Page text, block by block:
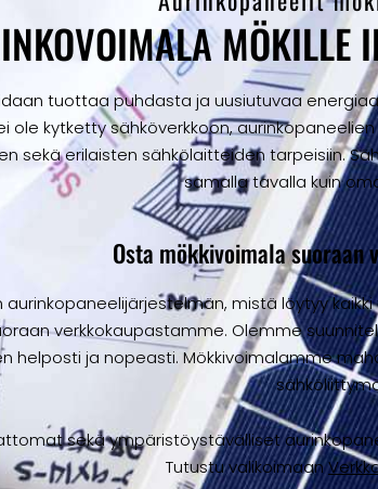
MÖKILLE
tuottaa puhdasta ja uusiutuvaa
ole kytketty sähköverkkoon,
sekä erilaisten sähkölaitteiden tarpeisiin.
samalla tavalla kuin
Osta mökkivoimala suoraan
aurinkopaneelijärjestelmän, mistä löytyy
verkkokaupastamme. Olemme
helposti ja nopeasti. Mökkivoimalamme
sekä ympäristöystävälliset
Tutustu valikoimaan